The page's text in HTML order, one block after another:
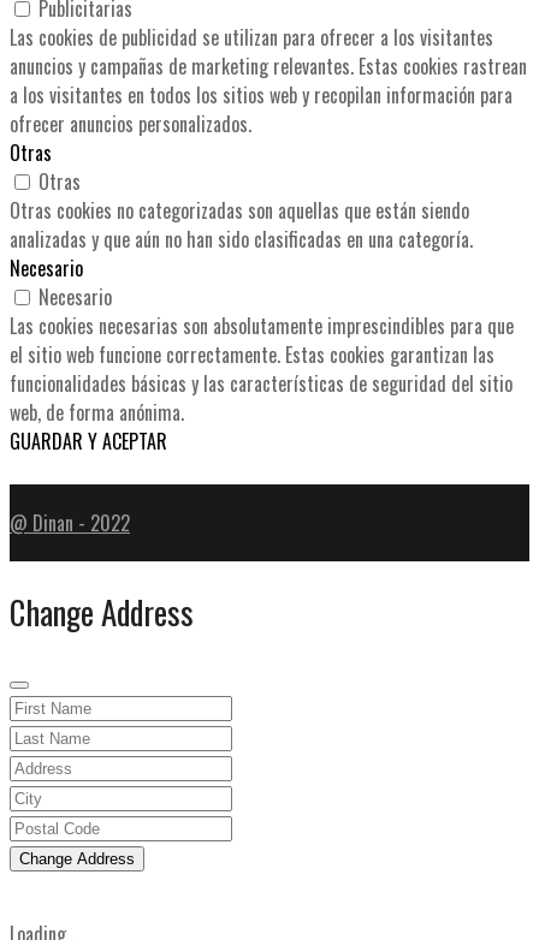
Publicitarias
Las cookies de publicidad se utilizan para ofrecer a los visitantes
anuncios y campañas de marketing relevantes. Estas cookies rastrean
a los visitantes en todos los sitios web y recopilan información para
ofrecer anuncios personalizados.
Otras
Otras
Otras cookies no categorizadas son aquellas que están siendo
analizadas y que aún no han sido clasificadas en una categoría.
Necesario
Necesario
Las cookies necesarias son absolutamente imprescindibles para que
el sitio web funcione correctamente. Estas cookies garantizan las
funcionalidades básicas y las características de seguridad del sitio
web, de forma anónima.
GUARDAR Y ACEPTAR
@ Dinan - 2022
Change Address
Change Address